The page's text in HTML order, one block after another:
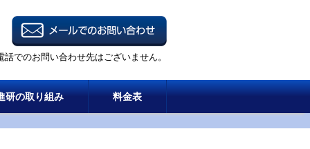
話でのお問い合わせ先はございません。
研の取り組み 料金表